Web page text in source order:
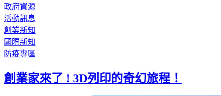
政府資源
活動訊息
創業新知
國際新知
防疫專區
創業家來了 ! 3D列印的奇幻旅程！